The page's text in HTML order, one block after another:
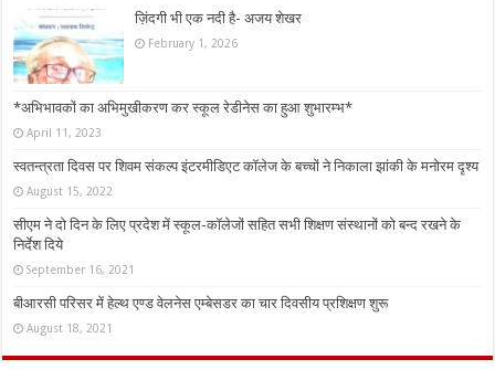
ज़िंदगी भी एक नदी है- अजय शेखर
February 1, 2026
*अभिभावकों का अभिमुखीकरण कर स्कूल रेडीनेस का हुआ शुभारम्भ*
April 11, 2023
स्वतन्त्रता दिवस पर शिवम संकल्प इंटरमीडिएट कॉलेज के बच्चों ने निकाला झांकी के मनोरम दृश्य
August 15, 2022
सीएम ने दो दिन के लिए प्रदेश में स्कूल-कॉलेजों सहित सभी शिक्षण संस्थानों को बन्द रखने के
निर्देश दिये
September 16, 2021
बीआरसी परिसर में हेल्थ एण्ड वेलनेस एम्बेसडर का चार दिवसीय प्रशिक्षण शुरू
August 18, 2021